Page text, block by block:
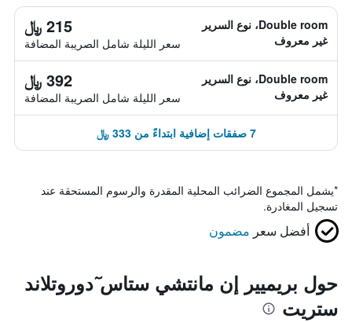
Double room، نوع السرير
غير معروف
215 ﷼
سعر الليلة شامل الصريبة المضافة
Double room، نوع السرير
غير معروف
392 ﷼
سعر الليلة شامل الصريبة المضافة
7 صفقات إضافية ابتداءً من 333 ﷼
*يشمل المجموع الضرائب المحلية المقدرة والرسوم المستحقة عند
تسجيل المغادرة.
أفضل سعر مضمون
حول بريميير إن مانتشي ستاس ٓدوروتلاند
ستريت